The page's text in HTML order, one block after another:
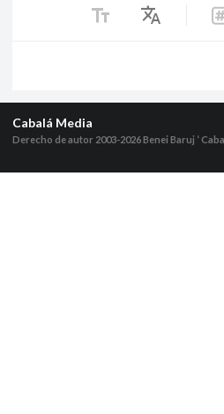
text_fields Translate
Cabalá Media
Derecho de autor 2003-2026Benei Baruj ‘